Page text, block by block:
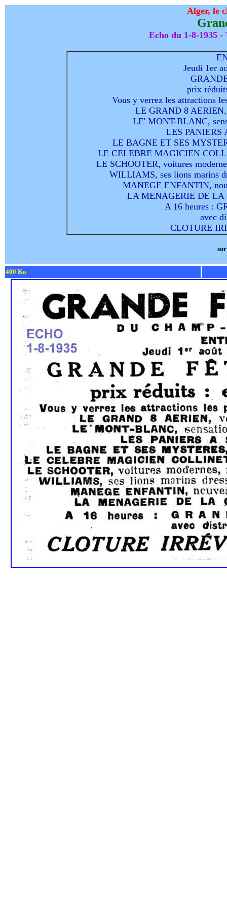
Alger, le
Echo du 1-8-1935
Jeudi 1er
prix
Vous y verrez les attractions
LE GRAND 8 AERIEN,
LE' MONT-BLANC,
LES PANIERS
LE BAGNE ET SES
LE CELEBRE MAGICIEN
LE SCHOOTER, voitures
WILLIAMS, ses lions marins
MANEGE ENFANTIN,
LA MENAGERIE DE LA
A 16 heures :
avec
CLOTURE
400 Ko